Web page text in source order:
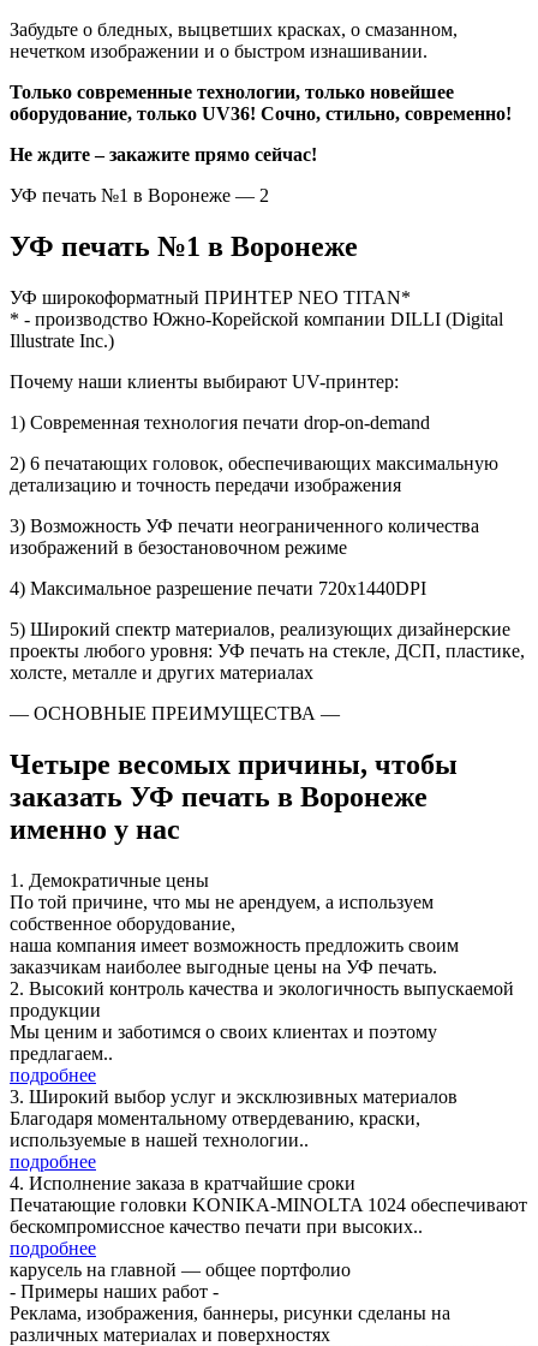
Забудьте о бледных, выцветших красках, о смазанном,
нечетком изображении и о быстром изнашивании.
Только современные технологии, только новейшее
оборудование, только UV36! Сочно, стильно, современно!
Не ждите – закажите прямо сейчас!
УФ печать №1 в Воронеже — 2
УФ печать №1 в Воронеже
УФ широкоформатный ПРИНТЕР NEO TITAN*
* - производство Южно-Корейской компании DILLI (Digital
Illustrate Inc.)
Почему наши клиенты выбирают UV-принтер:
1) Современная технология печати drop-on-demand
2) 6 печатающих головок, обеспечивающих максимальную
детализацию и точность передачи изображения
3) Возможность УФ печати неограниченного количества
изображений в безостановочном режиме
4) Максимальное разрешение печати 720x1440DPI
5) Широкий спектр материалов, реализующих дизайнерские
проекты любого уровня: УФ печать на стекле, ДСП, пластике,
холсте, металле и других материалах
— ОСНОВНЫЕ ПРЕИМУЩЕСТВА —
Четыре весомых причины, чтобы
заказать УФ печать в Воронеже
именно у нас
1. Демократичные цены
По той причине, что мы не арендуем, а используем
собственное оборудование,
наша компания имеет возможность предложить своим
заказчикам наиболее выгодные цены на УФ печать.
2. Высокий контроль качества и экологичность выпускаемой
продукции
Мы ценим и заботимся о своих клиентах и поэтому
предлагаем..
подробнее
3. Широкий выбор услуг и эксклюзивных материалов
Благодаря моментальному отвердеванию, краски,
используемые в нашей технологии..
подробнее
4. Исполнение заказа в кратчайшие сроки
Печатающие головки KONIKA-MINOLTA 1024 обеспечивают
бескомпромиссное качество печати при высоких..
подробнее
карусель на главной — общее портфолио
- Примеры наших работ -
Реклама, изображения, баннеры, рисунки сделаны на
различных материалах и поверхностях